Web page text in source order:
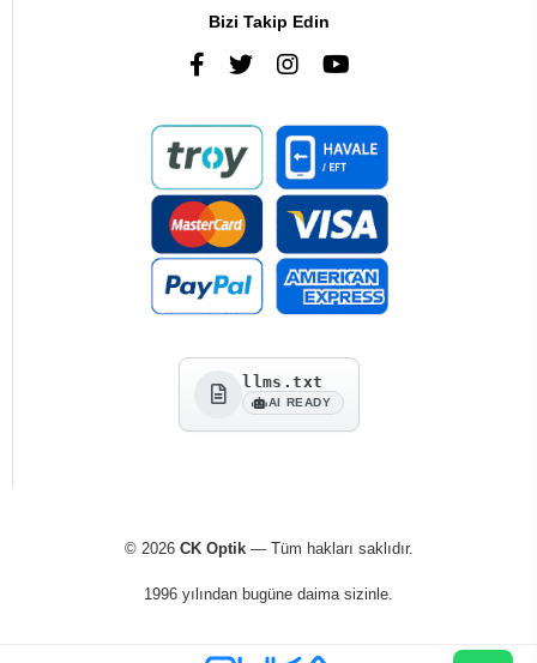
Bizi Takip Edin
llms.txt
AI READY
© 2026 CK Optik— Tüm hakları saklıdır.
1996 yılından bugüne daima sizinle.